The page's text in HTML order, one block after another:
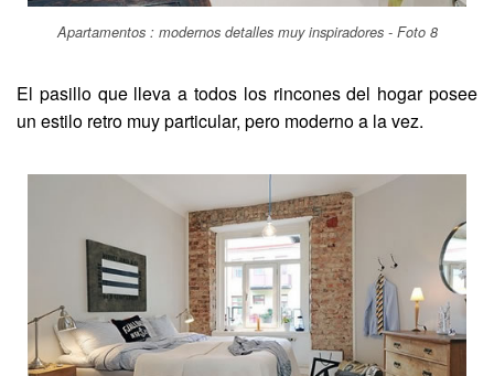
Apartamentos : modernos detalles muy inspiradores - Foto 8
El pasillo que lleva a todos los rincones del hogar posee
un estilo retro muy particular, pero moderno a la vez.